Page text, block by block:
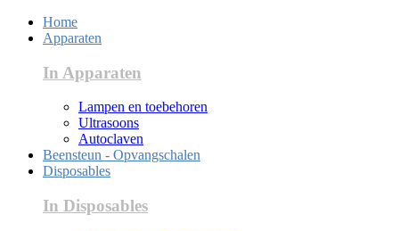
Home
Apparaten
In Apparaten
Lampen en toebehoren
Ultrasoons
Autoclaven
Beensteun - Opvangschalen
Disposables
In Disposables